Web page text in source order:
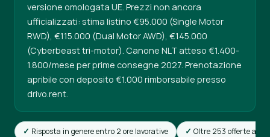
versione omologata UE. Prezzi non ancora
ufficializzati: stima listino €95.000 (Single Motor
RWD), €115.000 (Dual Motor AWD), €145.000
(Cyberbeast tri-motor). Canone NLT atteso €1.400-
1.800/mese per prime consegne 2027. Prenotazione
apribile con deposito €1.000 rimborsabile presso
drivo.rent.
Risposta in genere entro 2 ore lavorative Oltre 253 offerte attive